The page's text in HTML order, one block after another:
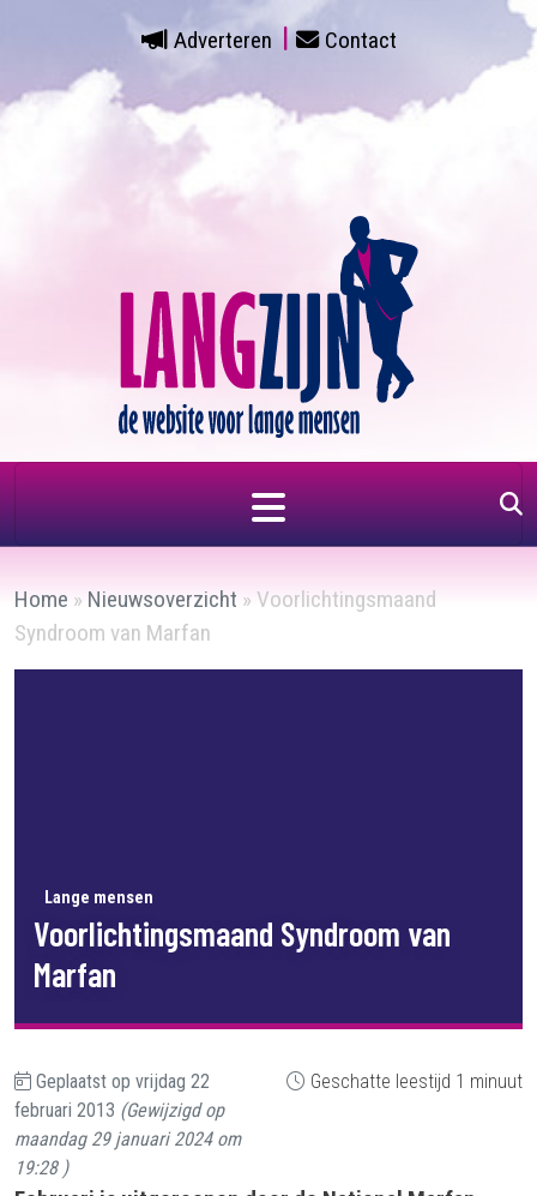
Adverteren Contact
Home » Nieuwsoverzicht » Voorlichtingsmaand
Syndroom van Marfan
Lange mensen
Voorlichtingsmaand Syndroom van
Marfan
Geplaatst op vrijdag 22
februari 2013 (Gewijzigd op
maandag 29 januari 2024 om
19:28)
Geschatte leestijd 1 minuut